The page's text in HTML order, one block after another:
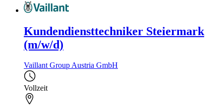
Kundendiensttechniker Steiermark
(m/w/d)
Vaillant Group Austria GmbH
Vollzeit